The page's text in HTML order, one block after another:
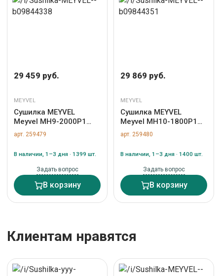
29 459 руб.
MEYVEL
Сушилка MEYVEL
Meyvel MH9-2000P1
(White) арт. ZN-259479
арт. 259479
В наличии, 1–3 дня · 1399 шт.
Задать вопрос
В корзину
29 869 руб.
MEYVEL
Сушилка MEYVEL
Meyvel MH10-1800P1
(White) арт. ZN-259480
арт. 259480
В наличии, 1–3 дня · 1400 шт.
Задать вопрос
В корзину
Клиентам нравятся